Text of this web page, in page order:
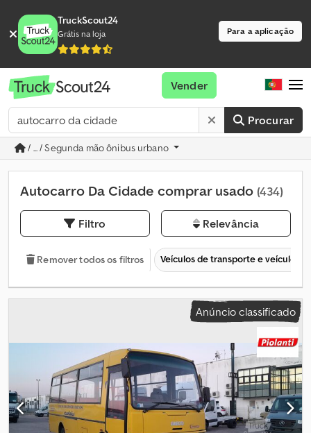
TruckScout24
Grátis na loja Para a aplicação
Procurar
Vender
/ ... / Segunda mão ônibus urbano
Autocarro Da Cidade comprar usado (434)
Filtro Relevância
Remover todos os filtros Veículos de transporte e veículos
Anúncio classificado